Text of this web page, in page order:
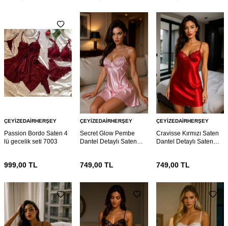
ÇEYIZEDAIRHERŞEY
Passion Bordo Saten 4
lü gecelik seti 7003
999,00 TL
ÇEYIZEDAIRHERŞEY
Secret Glow Pembe
Dantel Detaylı Saten
749,00 TL
ÇEYIZEDAIRHERŞEY
Cravisse Kırmızı Saten
Dantel Detaylı Saten
749,00TL